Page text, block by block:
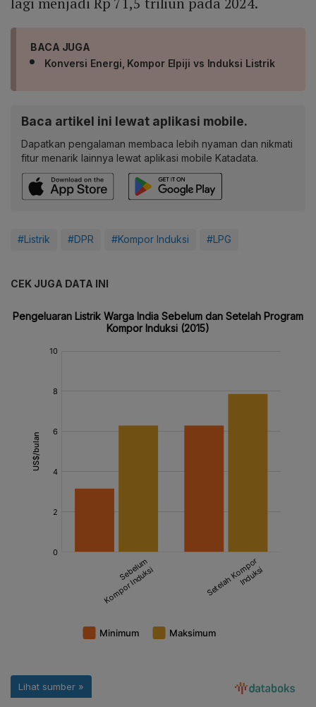
BACA JUGA
Konversi Energi, Kompor Elpiji vs Induksi Listrik
Baca artikel ini lewat aplikasi mobile.
Dapatkan pengalaman membaca lebih nyaman dan nikmati
fitur menarik lainnya lewat aplikasi mobile Katadata.
#Listrik #DPR #Kompor Induksi #LPG
CEK JUGA DATA INI